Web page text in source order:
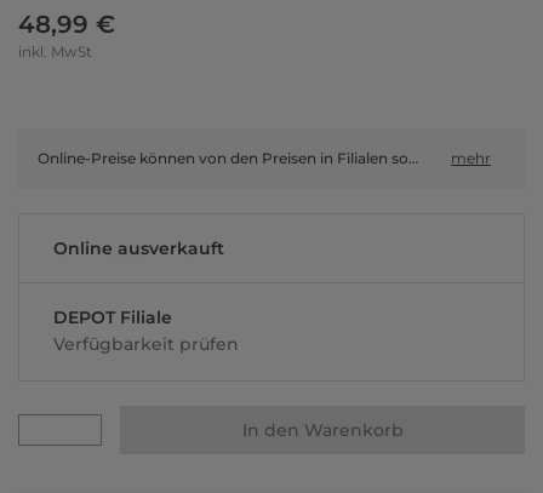
48,99 €
inkl. MwSt
Online-Preise können von den Preisen in Filialen sowie Shop-in-Shop-Flächen abweichen. mehr
Online ausverkauft
DEPOT Filiale
Verfügbarkeit prüfen
In den Warenkorb